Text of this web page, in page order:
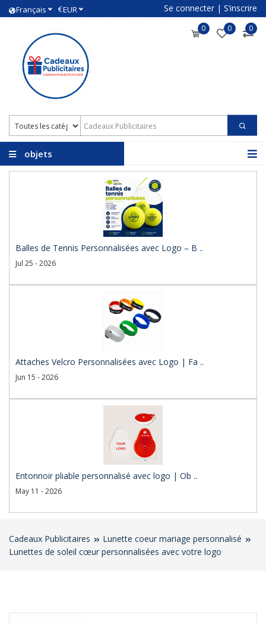
Français €EUR Se connecter | S’inscrire
0 0 0
objets
Balles de Tennis Personnalisées avec Logo – B ..
Jul 25 - 2026
Attaches Velcro Personnalisées avec Logo | Fa ..
Jun 15 - 2026
Entonnoir pliable personnalisé avec logo | Ob ..
May 11 - 2026
Cadeaux Publicitaires
Lunette coeur mariage personnalisé
Lunettes de soleil cœur personnalisées avec votre logo